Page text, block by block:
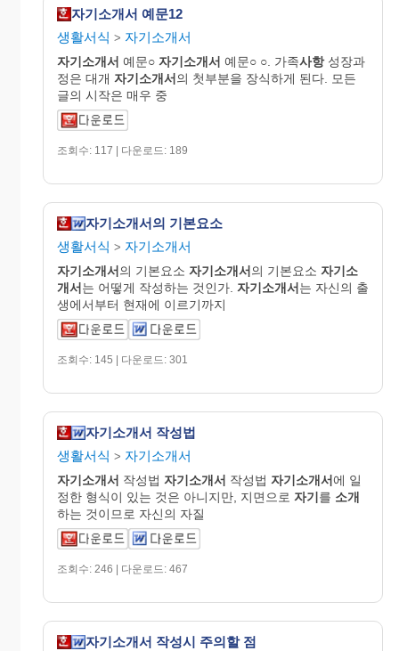
자기소개서 예문12
생활서식 > 자기소개서
자기소개서 예문○ 자기소개서 예문○ ○. 가족사항성장과
정은 대개 자기소개서의 첫부분을 장식하게 된다. 모든
글의 시작은 매우 중
조회수: 117 | 다운로드: 189
자기소개서의 기본요소
생활서식 > 자기소개서
자기소개서의 기본요소 자기소개서의 기본요소 자기소
개서는 어떻게 작성하는 것인가. 자기소개서는 자신의 출
생에서부터 현재에 이르기까지
조회수: 145 | 다운로드: 301
자기소개서 작성법
생활서식 > 자기소개서
자기소개서 작성법 자기소개서 작성법 자기소개서에 일
정한 형식이 있는 것은 아니지만, 지면으로 자기를 소개
하는 것이므로 자신의 자질
조회수: 246 | 다운로드: 467
자기소개서 작성시 주의할 점